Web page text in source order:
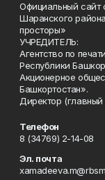
Официальный сайт
Шаранского
просторы»
УЧРЕДИТЕЛЬ:
Агентство по
Республики
Акционерное
Башкортостан».
Директор
Телефон
8 (34769) 2-14-08
Эл. почта